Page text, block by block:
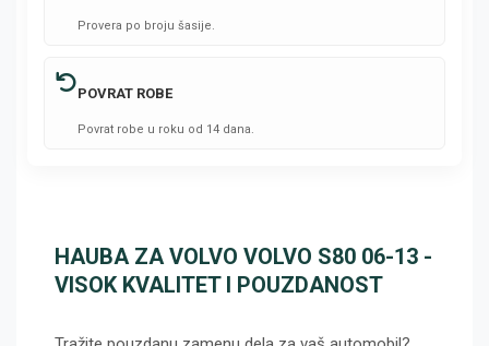
Provera po broju šasije.
POVRAT ROBE
Povrat robe u roku od 14 dana.
HAUBA ZA VOLVO VOLVO S80 06-13 -
VISOK KVALITET I POUZDANOST